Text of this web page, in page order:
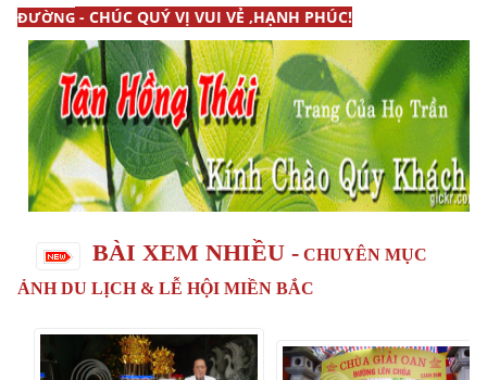
ĐƯỜNG - CHÚC QUÝ VỊ VUI VẺ ,HẠNH PHÚC!
BÀI XEM NHIỀU - CHUYÊN MỤC
ẢNH DU LỊCH & LỄ HỘI MIỀN BẮC